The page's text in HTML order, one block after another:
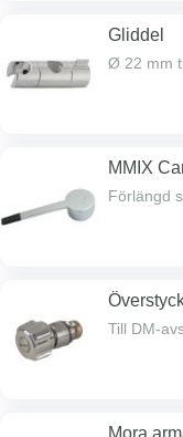
Gliddel
Ø 22 mm
MMIX
Förlängd
Till DM-
Mora